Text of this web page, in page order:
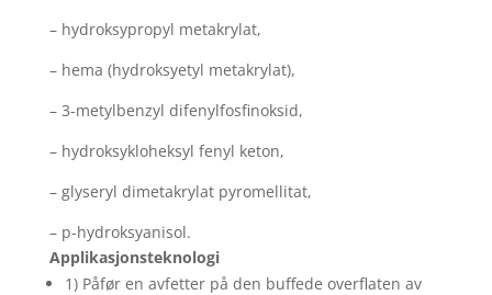
– hydroksypropyl metakrylat,
– hema (hydroksyetyl metakrylat),
– 3-metylbenzyl difenylfosfinoksid,
– hydroksykloheksyl fenyl keton,
– glyseryl dimetakrylat pyromellitat,
– p-hydroksyanisol.
Applikasjonsteknologi
1) Påfør en avfetter på den buffede overflaten av